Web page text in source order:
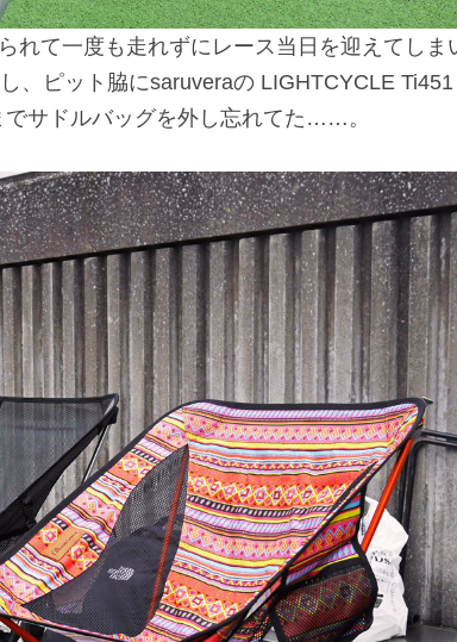
れて一度も走れずにレース当日を迎えてしま
、ピット脇にsaruveraの LIGHTCYCLE
サドルバッグを外し忘れてた……。